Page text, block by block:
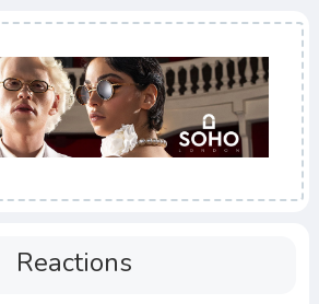
Reactions